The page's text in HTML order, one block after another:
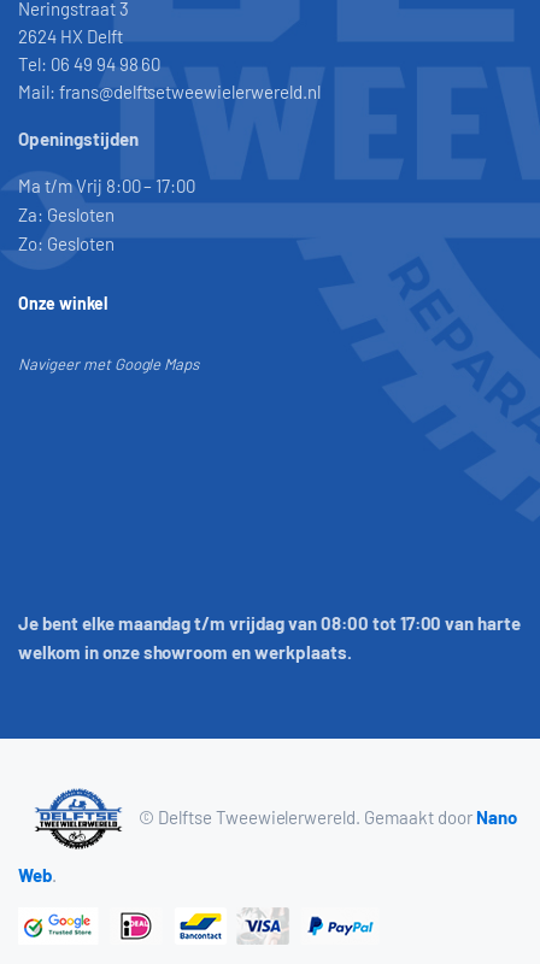
Neringstraat 3
2624 HX Delft
Tel: 06 49 94 98 60
Mail: frans@delftsetweewielerwereld.nl
Openingstijden
Ma t/m Vrij 8:00 – 17:00
Za: Gesloten
Zo: Gesloten
Onze winkel
Navigeer met Google Maps
Je bent elke maandag t/m vrijdag van 08:00 tot 17:00 van harte
welkom in onze showroom en werkplaats.
© Delftse Tweewielerwereld. Gemaakt door Nano
Web.